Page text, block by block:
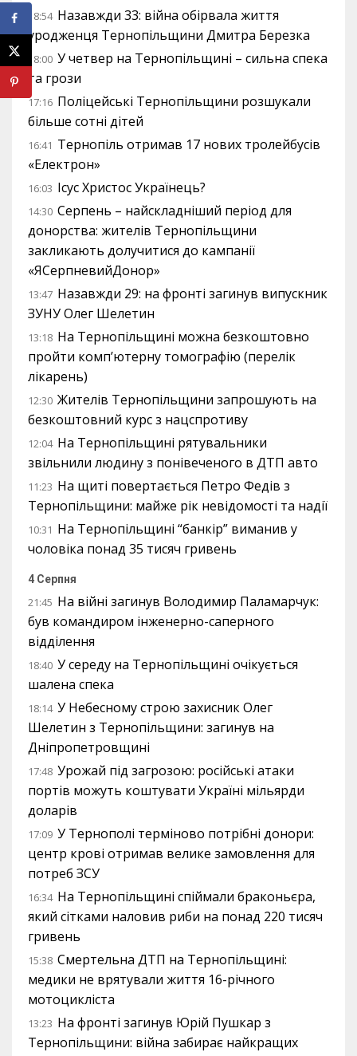
18:54 Назавжди 33: війна обірвала життя
уродженця Тернопільщини Дмитра Березка
18:00 У четвер на Тернопільщині – сильна спека
та грози
17:16 Поліцейські Тернопільщини розшукали
більше сотні дітей
16:41 Тернопіль отримав 17 нових тролейбусів
«Електрон»
16:03 Ісус Христос Українець?
14:30 Серпень – найскладніший період для
донорства: жителів Тернопільщини
закликають долучитися до кампанії
«ЯСерпневийДонор»
13:47 Назавжди 29: на фронті загинув випускник
ЗУНУ Олег Шелетин
13:18 На Тернопільщині можна безкоштовно
пройти комп’ютерну томографію (перелік
лікарень)
12:30 Жителів Тернопільщини запрошують на
безкоштовний курс з нацспротиву
12:04 На Тернопільщині рятувальники
звільнили людину з понівеченого в ДТП авто
11:23 На щиті повертається Петро Федів з
Тернопільщини: майже рік невідомості та надії
10:31 На Тернопільщині “банкір” виманив у
чоловіка понад 35 тисяч гривень
4 Серпня
21:45 На війні загинув Володимир Паламарчук:
був командиром інженерно-саперного
відділення
18:40 У середу на Тернопільщині очікується
шалена спека
18:14 У Небесному строю захисник Олег
Шелетин з Тернопільщини: загинув на
Дніпропетровщині
17:48 Урожай під загрозою: російські атаки
портів можуть коштувати Україні мільярди
доларів
17:09 У Тернополі терміново потрібні донори:
центр крові отримав велике замовлення для
потреб ЗСУ
16:34 На Тернопільщині спіймали браконьєра,
який сітками наловив риби на понад 220 тисяч
гривень
15:38 Смертельна ДТП на Тернопільщині:
медики не врятували життя 16-річного
мотоцикліста
13:23 На фронті загинув Юрій Пушкар з
Тернопільщини: війна забирає найкращих